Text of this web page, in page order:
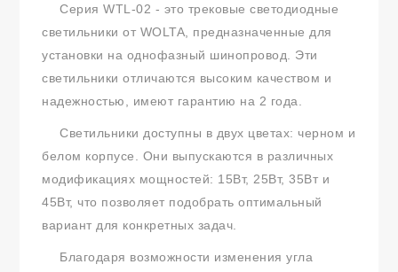
Серия WTL-02 - это трековые светодиодные
светильники от WOLTA, предназначенные для
установки на однофазный шинопровод. Эти
светильники отличаются высоким качеством и
надежностью, имеют гарантию на 2 года.
Светильники доступны в двух цветах: черном и
белом корпусе. Они выпускаются в различных
модификациях мощностей: 15Вт, 25Вт, 35Вт и
45Вт, что позволяет подобрать оптимальный
вариант для конкретных задач.
Благодаря возможности изменения угла